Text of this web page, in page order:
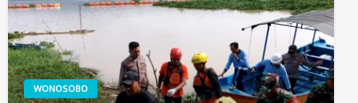
WONOSOBO